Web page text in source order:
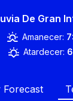
De Gran
Amanecer:
Atardecer: